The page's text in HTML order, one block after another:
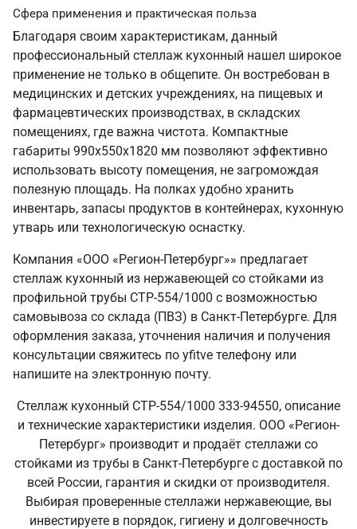
Сфера применения и практическая польза
Благодаря своим характеристикам, данный
профессиональный стеллаж кухонный нашел широкое
применение не только в общепите. Он востребован в
медицинских и детских учреждениях, на пищевых и
фармацевтических производствах, в складских
помещениях, где важна чистота. Компактные
габариты 990х550х1820 мм позволяют эффективно
использовать высоту помещения, не загромождая
полезную площадь. На полках удобно хранить
инвентарь, запасы продуктов в контейнерах, кухонную
утварь или технологическую оснастку.
Компания «ООО «Регион-Петербург»» предлагает
стеллаж кухонный из нержавеющей со стойками из
профильной трубы СТР-554/1000 с возможностью
самовывоза со склада (ПВЗ) в Санкт‑Петербурге. Для
оформления заказа, уточнения наличия и получения
консультации свяжитесь по yfitve телефону или
напишите на электронную почту.
Стеллаж кухонный СТР-554/1000 333-94550, описание
и технические характеристики изделия. ООО «Регион-
Петербург» производит и продаёт стеллажи со
стойками из трубы в Санкт‑Петербурге с доставкой по
всей России, гарантия и скидки от производителя.
Выбирая проверенные стеллажи нержавеющие, вы
инвестируете в порядок, гигиену и долговечность